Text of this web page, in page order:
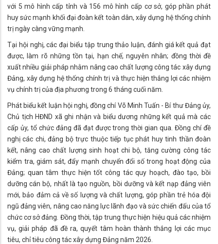
với 5 mô hình cấp tỉnh và 156 mô hình cấp cơ sở, góp phần phát
huy sức mạnh khối đại đoàn kết toàn dân, xây dựng hệ thống chính
trị ngày càng vững mạnh.
Tại hội nghị, các đại biểu tập trung thảo luận, đánh giá kết quả đạt
được, làm rõ những tồn tại, hạn chế, nguyên nhân; đồng thời đề
xuất nhiều giải pháp nhằm nâng cao chất lượng công tác xây dựng
Đảng, xây dựng hệ thống chính trị và thực hiện thắng lợi các nhiệm
vụ chính trị của địa phương trong 6 tháng cuối năm.
Phát biểu kết luận hội nghị, đồng chí Võ Minh Tuấn - Bí thư Đảng ủy,
Chủ tịch HĐND xã ghi nhận và biểu dương những kết quả mà các
cấp ủy, tổ chức đảng đã đạt được trong thời gian qua. Đồng chí đề
nghị các chi, đảng bộ trực thuộc tiếp tục phát huy tinh thần đoàn
kết, nâng cao chất lượng sinh hoạt chi bộ, tăng cường công tác
kiểm tra, giám sát, đẩy mạnh chuyển đổi số trong hoạt động của
Đảng; quan tâm thực hiện tốt công tác quy hoạch, đào tạo, bồi
dưỡng cán bộ, nhất là tạo nguồn, bồi dưỡng và kết nạp đảng viên
mới, bảo đảm cả về số lượng và chất lượng, góp phần trẻ hóa đội
ngũ đảng viên, nâng cao năng lực lãnh đạo và sức chiến đấu của tổ
chức cơ sở đảng. Đồng thời, tập trung thực hiện hiệu quả các nhiệm
vụ, giải pháp đã đề ra, quyết tâm hoàn thành thắng lợi các mục
tiêu, chỉ tiêu công tác xây dựng Đảng năm 2026.